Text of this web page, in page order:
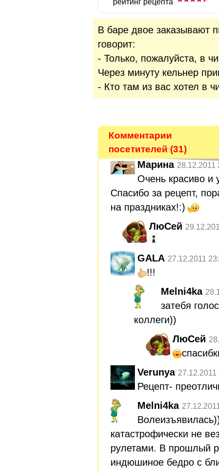
В баре двое заказывают
говорит:
- Только, пожалуйста, в
Через минуту кельнер
- Кто там из вас хотел в
Комментарии
посетителей (31)
Марина 28.12.2011
Очень красиво и
Спасибо за рецепт,
на праздниках!:)
ЛюСей
GALA 27.12.2011
!!!
Melni4ka
затебя
коллеги))
ЛюСей
Verunya 27.12.2011
Рецепт-
Melni4ka
катастрофически не
рулетами. В прошлый
индюшиное бедро с